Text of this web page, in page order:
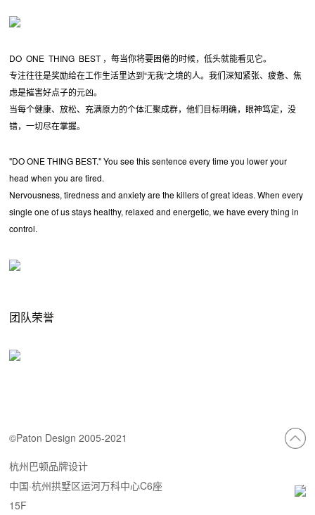
DO ONE THING BEST ，每当你将要困倦的时候，低头就能看见它。
专注往往是奖励给在工作生活里达到“无我“之境的人。我们深知紧张、疲惫、焦
虑是摧害好点子的元凶。
当每个健康、放松、充满原力的个体汇聚成群，他们目标明确，眼神笃定，没
错，一切尽在掌握。
"DO ONE THING BEST." You see this sentence every time you lower your
head when you are tired.
Nervousness, tiredness and anxiety are the killers of great ideas. When every
single one of us stays healthy, relaxed and energetic, we have every thing in
control.
团队荣誉
©Paton Design 2005-2021
杭州巴顿品牌设计
中国·杭州拱墅区运河万科中心C6座
15F